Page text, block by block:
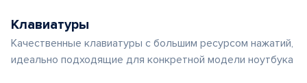
Клавиатуры
Качественные клавиатуры с большим ресурсом нажатий,
идеально подходящие для конкретной модели ноутбука